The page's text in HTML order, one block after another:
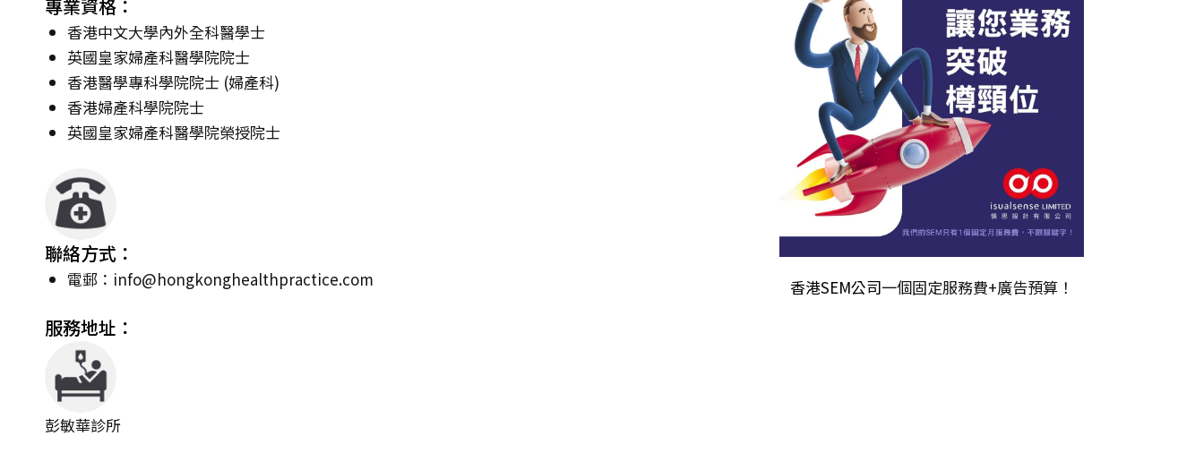
專業資格：
香港中文大學內外全科醫學士
英國皇家婦產科醫學院院士
香港醫學專科學院院士 (婦產科)
香港婦產科學院院士
英國皇家婦產科醫學院榮授院士
聯絡方式：
電郵： info@hongkonghealthpractice.com
服務地址：
彭敏華診所
香港SEM公司一個固定服務費+廣告預算！